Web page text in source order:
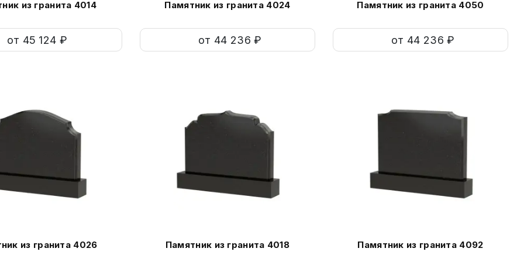
из гранита 4014
от 45 124 ₽
Памятник из гранита 4024
от 44 236 ₽
Памятник из гранита 4050
от 44 236 ₽
из гранита 4026 Памятник из гранита 4018 Памятник из гранита 4092